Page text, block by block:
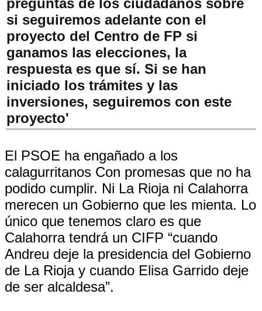
preguntas de los ciudadanos sobre
si seguiremos adelante con el
proyecto del Centro de FP si
ganamos las elecciones, la
respuesta es que sí. Si se han
iniciado los trámites y las
inversiones, seguiremos con este
proyecto'
El PSOE ha engañado a los
calagurritanos Con promesas que no ha
podido cumplir. Ni La Rioja ni Calahorra
merecen un Gobierno que les mienta. Lo
único que tenemos claro es que
Calahorra tendrá un CIFP “cuando
Andreu deje la presidencia del Gobierno
de La Rioja y cuando Elisa Garrido deje
de ser alcaldesa”.